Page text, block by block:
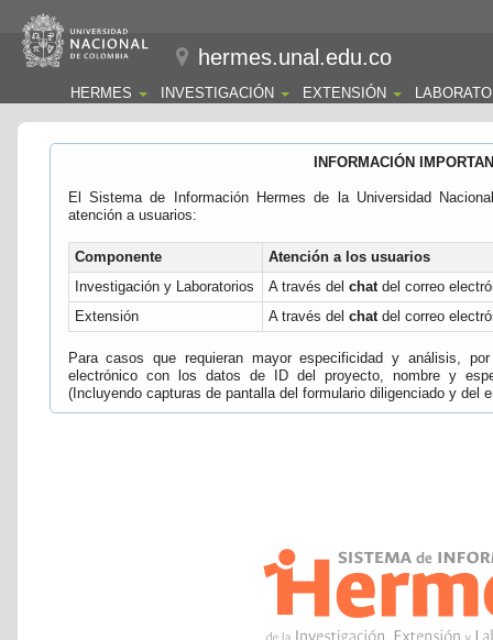
hermes.unal.edu.co
HERMES INVESTIGACIÓN EXTENSIÓN
INFORMACIÓN
El Sistema de Información Hermes de la Universidad
atención a usuarios:
Componente
Atención a los usuarios
Investigación y Laboratorios
A través del chatdel correo
Extensión
A través del chatdel correo
Para casos que requieran mayor especificidad y análisis,
electrónico con los datos de ID del proyecto, nombre y
(Incluyendo capturas de pantalla del formulario diligenciado y del